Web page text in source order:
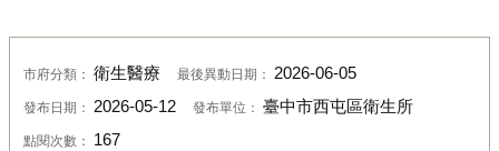
市府分類： 衛生醫療 最後異動日期： 2026-06-05
發布日期： 2026-05-12 發布單位： 臺中市西屯區衛生所
點閱次數： 167